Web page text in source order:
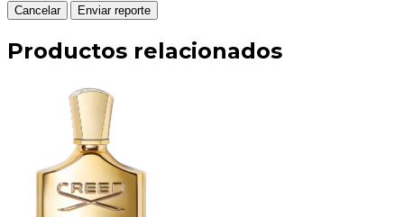
Cancelar Enviar reporte
Productos relacionados